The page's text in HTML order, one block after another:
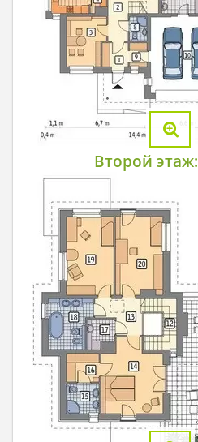
Второй этаж: